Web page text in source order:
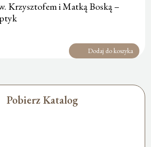
Krzysztofem i Matką Boską –
Dodaj do koszyka
Pobierz Katalog